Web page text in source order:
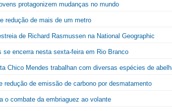
protagonizem mudanças no mundo
redução de mais de um metro
de Richard Rasmussen na National Geographic
se encerra nesta sexta-feira em Rio Branco
Chico Mendes trabalhan com diversas espécies de
redução de emissão de carbono por desmatamento
o combate da embriaguez ao volante